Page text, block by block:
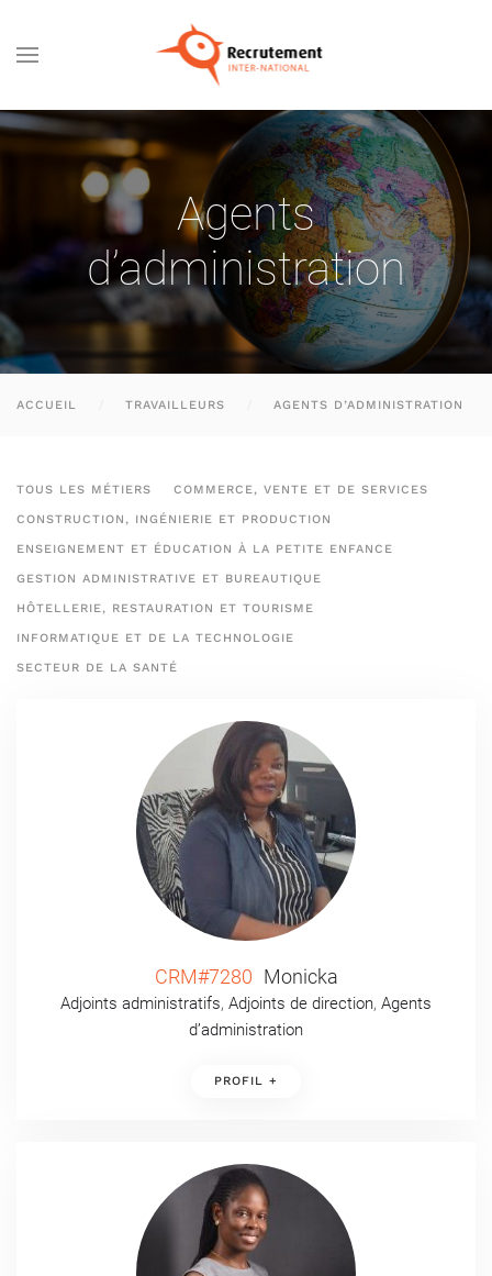
Passer au contenu principal
Agents
d’administration
ACCUEIL TRAVAILLEURS AGENTS D’ADMINISTRATION
TOUS LES MÉTIERS COMMERCE, VENTE ET DE SERVICES
CONSTRUCTION, INGÉNIERIE ET PRODUCTION
ENSEIGNEMENT ET ÉDUCATION À LA PETITE ENFANCE
GESTION ADMINISTRATIVE ET BUREAUTIQUE
HÔTELLERIE, RESTAURATION ET TOURISME
INFORMATIQUE ET DE LA TECHNOLOGIE
SECTEUR DE LA SANTÉ
CRM#7280 Monicka
Adjoints administratifs, Adjoints de direction, Agents
d’administration
PROFIL +